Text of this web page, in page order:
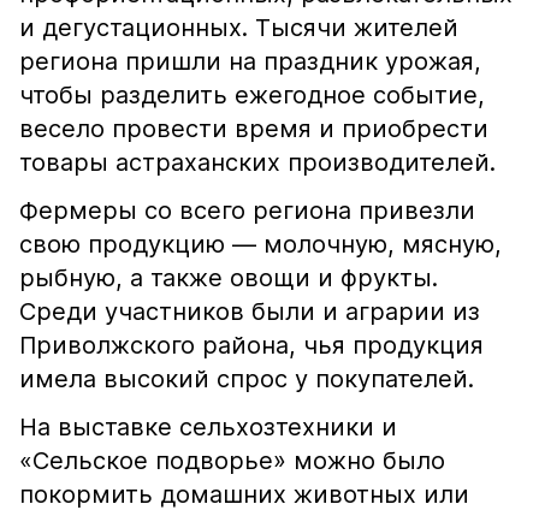
и дегустационных. Тысячи жителей
региона пришли на праздник урожая,
чтобы разделить ежегодное событие,
весело провести время и приобрести
товары астраханских производителей.
Фермеры со всего региона привезли
свою продукцию — молочную, мясную,
рыбную, а также овощи и фрукты.
Среди участников были и аграрии из
Приволжского района, чья продукция
имела высокий спрос у покупателей.
На выставке сельхозтехники и
«Сельское подворье» можно было
покормить домашних животных или